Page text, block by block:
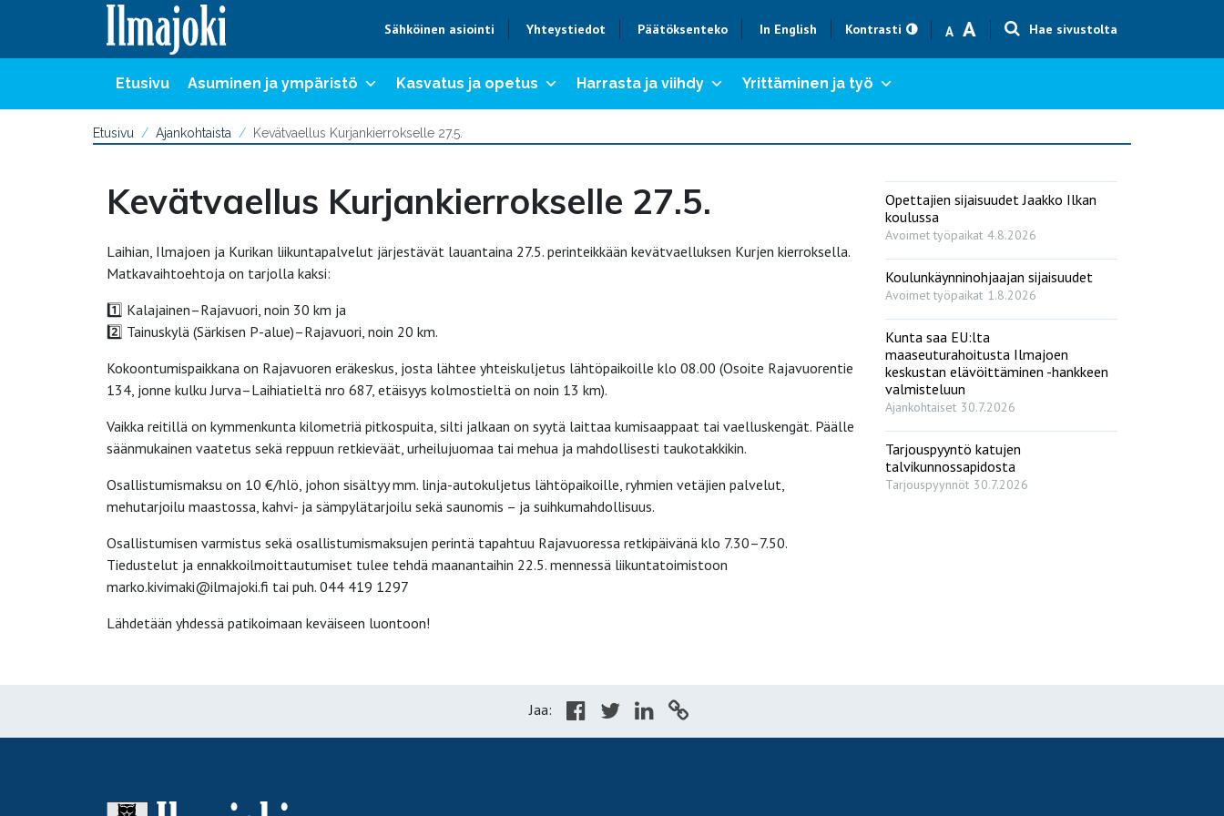
Sähköinen asiointi Yhteystiedot Päätöksenteko In English Kontrasti A
Text size smaller
AText size bigger
Hae sivustolta
Etusivu Asuminen ja ympäristö Kasvatus ja opetus Harrasta ja viihdy Yrittäminen ja työ
Etusivu Ajankohtaista Kevätvaellus Kurjankierrokselle 27.5.
Kevätvaellus Kurjankierrokselle 27.5.
Laihian, Ilmajoen ja Kurikan liikuntapalvelut järjestävät lauantaina 27.5. perinteikkään kevätvaelluksen Kurjen kierroksella.
Matkavaihtoehtoja on tarjolla kaksi:
1️⃣ Kalajainen–Rajavuori, noin 30 km ja
2️⃣ Tainuskylä (Särkisen P-alue)–Rajavuori, noin 20 km.
Kokoontumispaikkana on Rajavuoren eräkeskus, josta lähtee yhteiskuljetus lähtöpaikoille klo 08.00 (Osoite Rajavuorentie
134, jonne kulku Jurva–Laihiatieltä nro 687, etäisyys kolmostieltä on noin 13 km).
Vaikka reitillä on kymmenkunta kilometriä pitkospuita, silti jalkaan on syytä laittaa kumisaappaat tai vaelluskengät. Päälle
säänmukainen vaatetus sekä reppuun retkieväät, urheilujuomaa tai mehua ja mahdollisesti taukotakkikin.
Osallistumismaksu on 10 €/hlö, johon sisältyy mm. linja-autokuljetus lähtöpaikoille, ryhmien vetäjien palvelut,
mehutarjoilu maastossa, kahvi- ja sämpylätarjoilu sekä saunomis – ja suihkumahdollisuus.
Osallistumisen varmistus sekä osallistumismaksujen perintä tapahtuu Rajavuoressa retkipäivänä klo 7.30–7.50.
Tiedustelut ja ennakkoilmoittautumiset tulee tehdä maanantaihin 22.5. mennessä liikuntatoimistoon
marko.kivimaki@ilmajoki.fi tai puh. 044 419 1297
Lähdetään yhdessä patikoimaan keväiseen luontoon!
Opettajien sijaisuudet Jaakko Ilkan
koulussa
Avoimet työpaikat 4.8.2026
Koulunkäynninohjaajan sijaisuudet
Avoimet työpaikat 1.8.2026
Kunta saa EU:lta
maaseuturahoitusta Ilmajoen
keskustan elävöittäminen -hankkeen
valmisteluun
Ajankohtaiset 30.7.2026
Tarjouspyyntö katujen
talvikunnossapidosta
Tarjouspyynnöt 30.7.2026
Jaa: